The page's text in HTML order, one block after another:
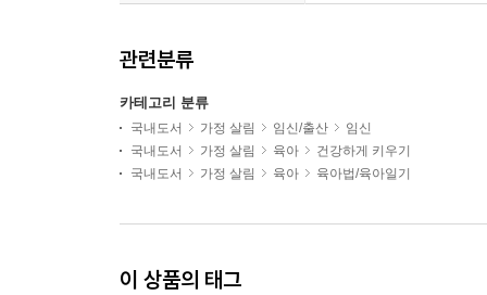
관련분류
카테고리 분류
국내도서 가정 살림 임신/출산
임신
국내도서
가정 살림 육아
건강하게 키우기
국내도서
가정 살림 육아 육아법/육아일기
이 상품의 태그